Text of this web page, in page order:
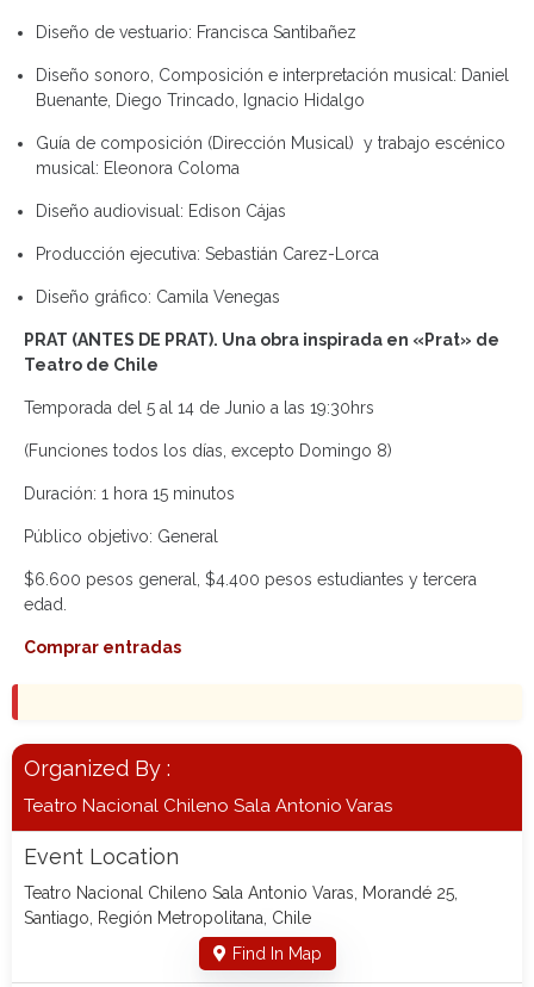
Diseño de vestuario: Francisca Santibañez
Diseño sonoro, Composición e interpretación musical: Daniel
Buenante, Diego Trincado, Ignacio Hidalgo
Guía de composición (Dirección Musical) y trabajo escénico
musical: Eleonora Coloma
Diseño audiovisual: Edison Cájas
Producción ejecutiva: Sebastián Carez-Lorca
Diseño gráfico: Camila Venegas
PRAT (ANTES DE PRAT). Una obra inspirada en «Prat» de
Teatro de Chile
Temporada del 5 al 14 de Junio a las 19:30hrs
(Funciones todos los días, excepto Domingo 8)
Duración: 1 hora 15 minutos
Público objetivo: General
$6.600 pesos general, $4.400 pesos estudiantes y tercera
edad.
Comprar entradas
Organized By :
Teatro Nacional Chileno Sala Antonio Varas
Event Location
Teatro Nacional Chileno Sala Antonio Varas, Morandé 25,
Santiago, Región Metropolitana, Chile
Find In Map